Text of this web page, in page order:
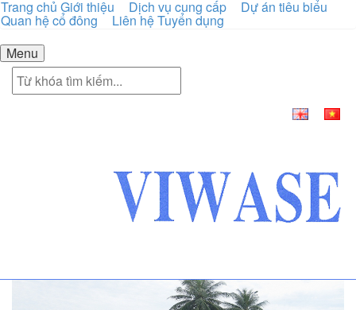
Trang chủ Giới thiệu Dịch vụ cung cấp Dự án tiêu biểu
Quan hệ cổ đông Liên hệTuyển dụng
Menu